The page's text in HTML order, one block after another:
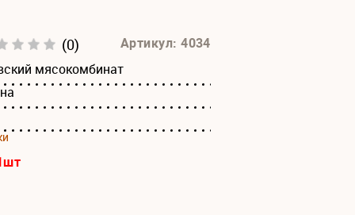
(0) Артикул: 4034
мясокомбинат
шт